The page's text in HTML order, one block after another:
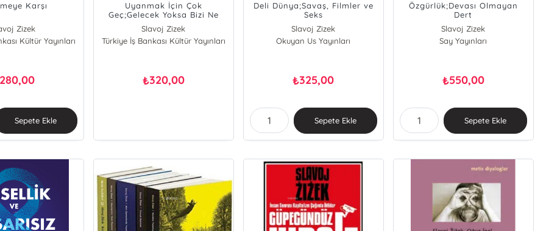
Karşı
Zizek
Kültür Yayınları
Sepete Ekle
Uyanmak İçin Çok
Geç;Gelecek Yoksa Bizi Ne
Bekliyor?
Slavoj Zizek
Türkiye İş Bankası Kültür Yayınları
₺320,00
Deli Dünya;Savaş, Filmler ve
Seks
Slavoj Zizek
Okuyan Us Yayınları
₺325,00
Sepete Ekle
Özgürlük;Devası Olmayan
Dert
Slavoj Zizek
Say Yayınları
₺550,00
Sepete Ekle